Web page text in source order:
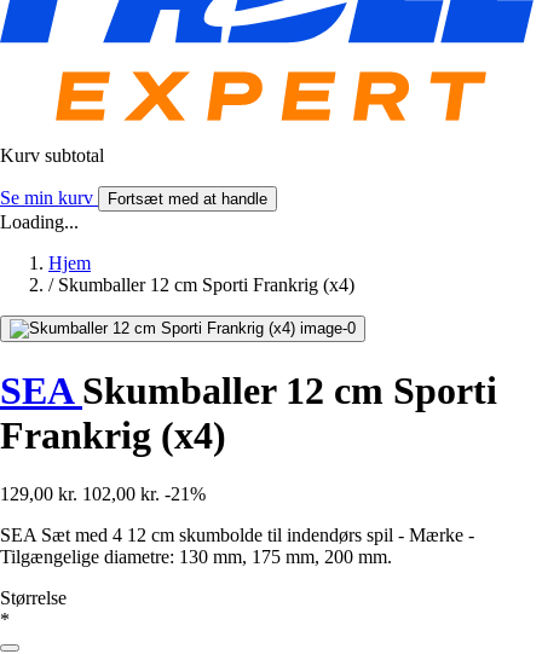
Kurv subtotal
Se min kurv Fortsæt med at handle
Loading...
Hjem
/ Skumballer 12 cm Sporti Frankrig (x4)
SEASkumballer 12 cm Sporti
Frankrig (x4)
129,00 kr. 102,00 kr. -21%
SEA Sæt med 4 12 cm skumbolde til indendørs spil - Mærke -
Tilgængelige diametre: 130 mm, 175 mm, 200 mm.
Størrelse
*